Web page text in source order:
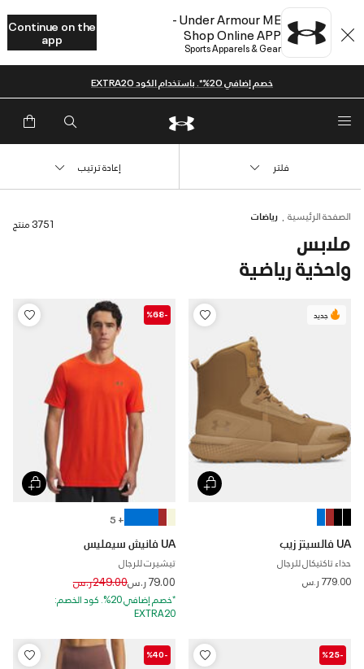
Under Armour ME -
Shop Online APP
Sports Apparels & Gear
Continue on the
app
خصم إضافي 20%*. باستخدام الكود EXTRA20
الصفحة الرئيسية رياضات
ملابس
واحذية رياضية
3751 منتج
فلتر إعادة ترتيب
جديد
UA فالسيتز زيب
حذاء تاكتيكال للرجال
779.00 ر.س
-%68
+ 5
UA فانيش سيمليس
تيشيرت للرجال
79.00 ر.س Price reduced from
249.00 ر.س to
*خصم إضافي 20%. كود الخصم:
EXTRA20
-%25
-%40